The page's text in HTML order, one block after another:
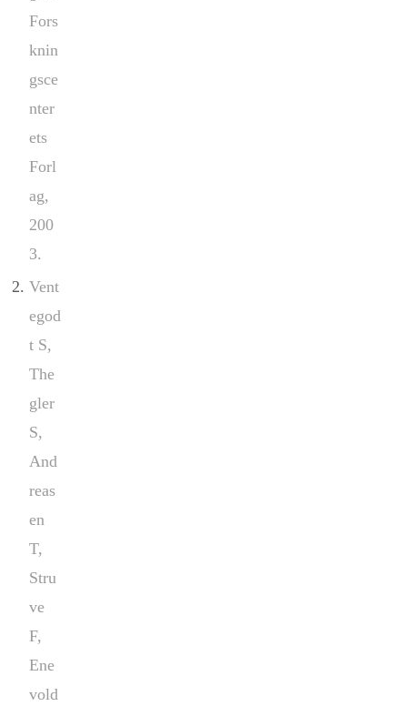
Fors
knin
gsce
nter
ets
Forl
ag,
200
3.
Vent
egod
t S,
The
gler
S,
And
reas
en
T,
Stru
ve
F,
Ene
vold